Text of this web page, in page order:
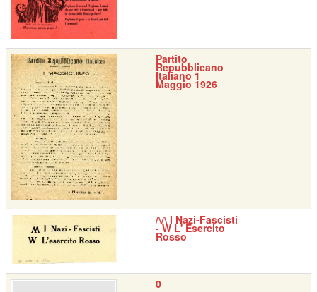
Partito
Repubblicano
Italiano 1
Maggio 1926
/\/\ I Nazi-Fascisti
- W L' Esercito
Rosso
0